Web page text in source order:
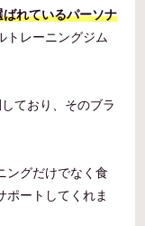
れているパーソナ
トレーニングジム
ており、そのブラ
ングだけでなく食
ポートしてくれま